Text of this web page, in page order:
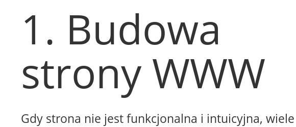
1. Budowa
strony WWW
Gdy strona nie jest funkcjonalna i intuicyjna, wiele